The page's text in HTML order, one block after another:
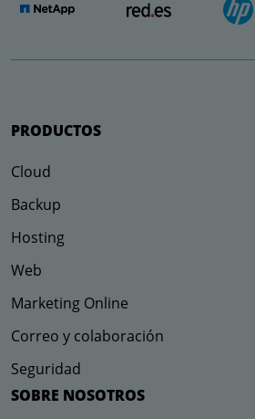
PRODUCTOS
Cloud
Backup
Hosting
Web
Marketing Online
Correo y colaboración
Seguridad
SOBRE NOSOTROS